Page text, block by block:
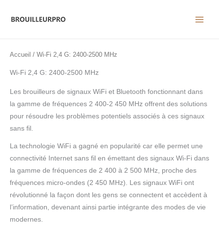
Accueil / Wi-Fi 2,4 G: 2400-2500 MHz
Wi-Fi 2,4 G: 2400-2500 MHz
Les brouilleurs de signaux WiFi et Bluetooth fonctionnant dans
la gamme de fréquences 2 400-2 450 MHz offrent des solutions
pour résoudre les problèmes potentiels associés à ces signaux
sans fil.
La technologie WiFi a gagné en popularité car elle permet une
connectivité Internet sans fil en émettant des signaux Wi-Fi dans
la gamme de fréquences de 2 400 à 2 500 MHz, proche des
fréquences micro-ondes (2 450 MHz). Les signaux WiFi ont
révolutionné la façon dont les gens se connectent et accèdent à
l’information, devenant ainsi partie intégrante des modes de vie
modernes.